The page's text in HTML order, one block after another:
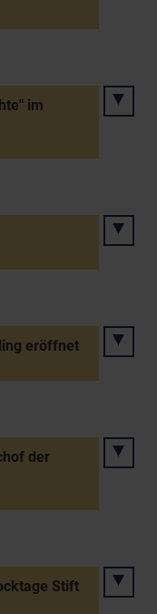
im
eröffnet
der
Stift